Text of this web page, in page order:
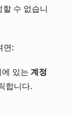
수 없습니
면:
있는 계정
합니다.